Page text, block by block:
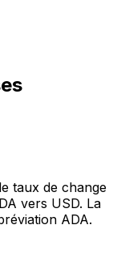
taux de change
vers USD. La
ADA.